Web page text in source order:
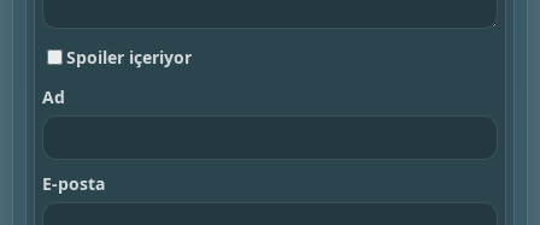
Spoiler içeriyor
Ad
E-posta